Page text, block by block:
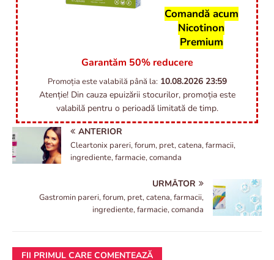
Comandă acum
Nicotinon
Premium
Garantăm 50% reducere
Promoția este valabilă până la: 10.08.2026 23:59
Atenție! Din cauza epuizării stocurilor, promoția este
valabilă pentru o perioadă limitată de timp.
ANTERIOR
Cleartonix pareri, forum, pret, catena, farmacii,
ingrediente, farmacie, comanda
URMĂTOR
Gastromin pareri, forum, pret, catena, farmacii,
ingrediente, farmacie, comanda
FII PRIMUL CARE COMENTEAZĂ